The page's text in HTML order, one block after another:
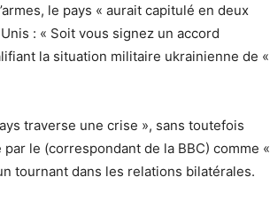
le pays « aurait capitulé en deux
: « Soit vous signez un accord
la situation militaire ukrainienne de «
traverse une crise », sans toutefois
le (correspondant de la BBC) comme «
tournant dans les relations bilatérales.